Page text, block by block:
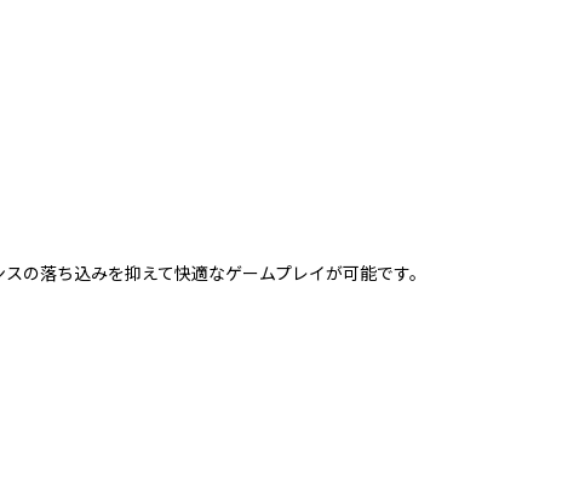
落ち込みを抑えて快適なゲームプレイが可能です。